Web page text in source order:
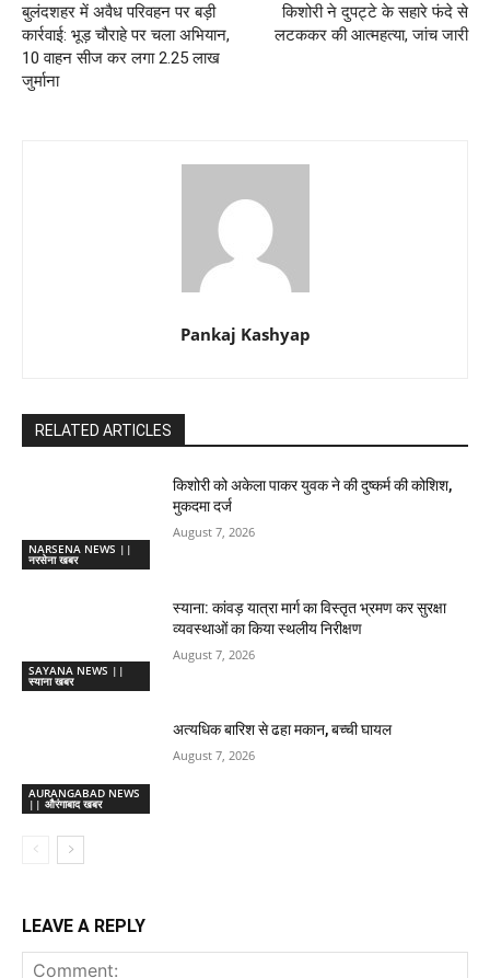
बुलंदशहर में अवैध परिवहन पर बड़ी
कार्रवाई: भूड़ चौराहे पर चला अभियान,
10 वाहन सीज कर लगा 2.25 लाख
जुर्माना
किशोरी ने दुपट्टे के सहारे फंदे से
लटककर की आत्महत्या, जांच जारी
Pankaj Kashyap
RELATED ARTICLES
NARSENA NEWS ||
नरसेना खबर
किशोरी को अकेला पाकर युवक ने की दुष्कर्म की कोशिश,
मुकदमा दर्ज
August 7, 2026
SAYANA NEWS ||
स्याना खबर
स्याना: कांवड़ यात्रा मार्ग का विस्तृत भ्रमण कर सुरक्षा
व्यवस्थाओं का किया स्थलीय निरीक्षण
August 7, 2026
AURANGABAD NEWS
|| औरंगाबाद खबर
अत्यधिक बारिश से ढहा मकान, बच्ची घायल
August 7, 2026
LEAVE A REPLY